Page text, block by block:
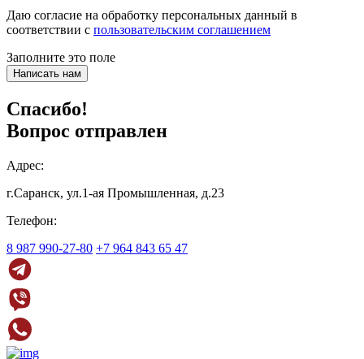
Даю согласие на обработку персональных данный в
соответствии с пользовательским соглашением
Заполните это поле
Написать нам
Спасибо!
Вопрос отправлен
Адрес:
г.Саранск, ул.1-ая Промышленная, д.23
Телефон:
8 987 990-27-80 +7 964 843 65 47